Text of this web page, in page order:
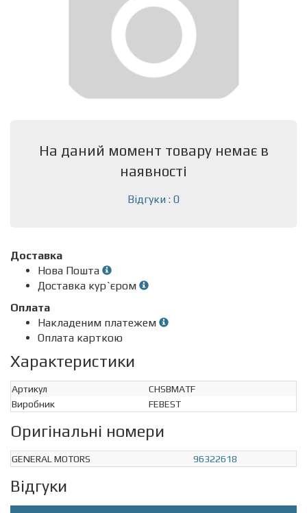
На даний момент товару немає в
наявності
Відгуки : 0
Доставка
Нова Пошта
Доставка кур`єром
Оплата
Накладеним платежем
Оплата карткою
Характеристики
Артикул
CHSBMATF
Виробник
FEBEST
Оригінальні номери
GENERAL MOTORS 96322618
Відгуки